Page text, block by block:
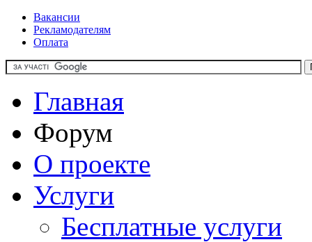
Вакансии
Рекламодателям
Оплата
Главная
Форум
О проекте
Услуги
Бесплатные услуги